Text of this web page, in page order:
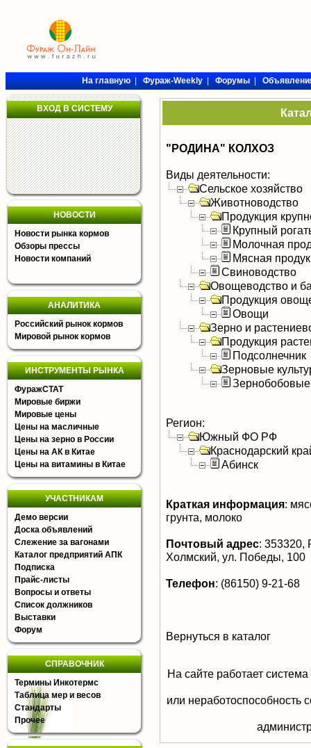
На главную|Фураж-Weekly|Форумы|
ВХОД В СИСТЕМУ
НОВОСТИ
Новости рынка кормов
Обзоры прессы
Новости компаний
АНАЛИТИКА
Российский рынок кормов
Мировой рынок кормов
ИНСТРУМЕНТЫ РЫНКА
ФуражСТАТ
Мировые биржи
Мировые цены
Цены на масличные
Цены на зерно в России
Цены на АК в Китае
Цены на витамины в Китае
УЧАСТНИКАМ
Демо версии
Доска объявлений
Слежение за вагонами
Каталог предприятий АПК
Подписка
Прайс-листы
Вопросы и ответы
Список должников
Выставки
Форум
СПРАВОЧНИК
Термины Инкотермс
Таблица мер и весов
Стандарты
Прочее
"РОДИНА" КОЛХОЗ
Виды деятельности:
Сельское хозяйство
Животноводство
Продукция
Крупный
Молочная
Мясная
Свиноводство
Овощеводство и
Продукция
Овощи
Зерно и
Продукция
Подсолнечник
Зерновые
Зернобобовые
Регион:
Южный ФО РФ
Краснодарский
Абинск
Краткая информация:
грунта, молоко
Почтовый адрес: 353320,
Холмский, ул. Победы, 100
Телефон: (86150) 9-21-68
Вернуться в каталог
На сайте работает
или неработоспособность